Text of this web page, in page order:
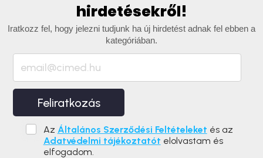
hirdetésekről!
Iratkozz fel, hogy jelezni tudjunk ha új hirdetést adnak fel ebben a
kategóriában.
Feliratkozás
Az Általános Szerződési Feltételeket és az
Adatvédelmi tájékoztatót elolvastam és
elfogadom.